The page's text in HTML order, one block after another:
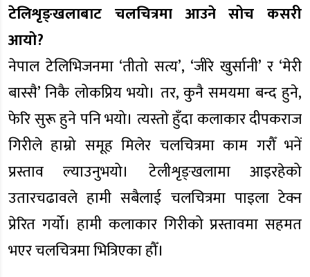
टेलिशृङ्खलाबाट चलचित्रमा आउने सोच कसरी
आयो?
नेपाल टेलिभिजनमा ‘तीतो सत्य’, ‘जीरे खुर्सानी’ र ‘मेरी
बास्सै’ निकै लोकप्रिय भयो। तर, कुनै समयमा बन्द हुने,
फेरि सुरू हुने पनि भयो। त्यस्तो हुँदा कलाकार दीपकराज
गिरीले हाम्रो समूह मिलेर चलचित्रमा काम गरौँ भनें
प्रस्ताव ल्याउनुभयो। टेलीशृङ्खलामा आइरहेको
उतारचढावले हामी सबैलाई चलचित्रमा पाइला टेक्न
प्रेरित गर्यो। हामी कलाकार गिरीको प्रस्तावमा सहमत
भएर चलचित्रमा भित्रिएका हौँ।